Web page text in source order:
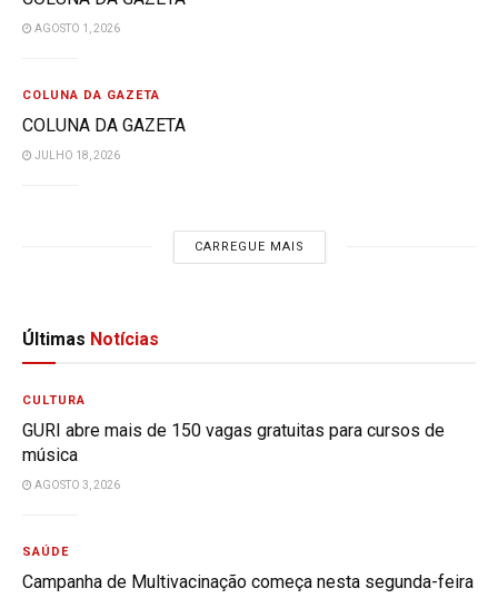
AGOSTO 1, 2026
COLUNA DA GAZETA
COLUNA DA GAZETA
JULHO 18, 2026
CARREGUE MAIS
Últimas Notícias
CULTURA
GURI abre mais de 150 vagas gratuitas para cursos de
música
AGOSTO 3, 2026
SAÚDE
Campanha de Multivacinação começa nesta segunda-feira